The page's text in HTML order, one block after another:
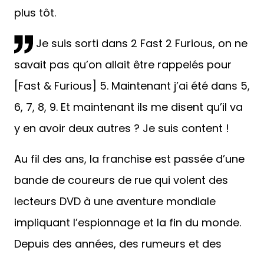
plus tôt.
Je suis sorti dans 2 Fast 2 Furious, on ne
savait pas qu’on allait être rappelés pour
[Fast & Furious] 5. Maintenant j’ai été dans 5,
6, 7, 8, 9. Et maintenant ils me disent qu’il va
y en avoir deux autres ? Je suis content !
Au fil des ans, la franchise est passée d’une
bande de coureurs de rue qui volent des
lecteurs DVD à une aventure mondiale
impliquant l’espionnage et la fin du monde.
Depuis des années, des rumeurs et des